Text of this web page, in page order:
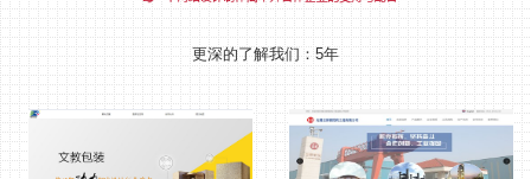
更深的了解我们：5年